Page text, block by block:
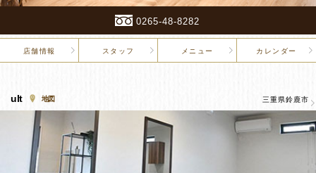
0265-48-8282
店舗情報 スタッフ メニュー カレンダー
三重県鈴鹿市
ult 地図